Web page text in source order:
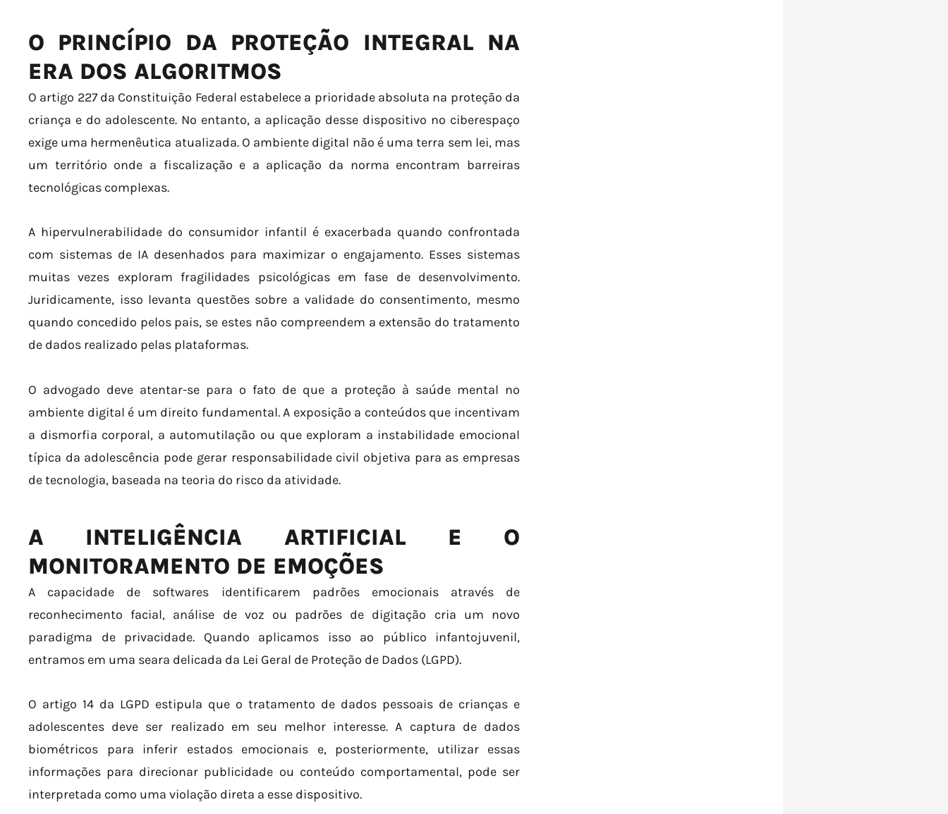
O PRINCÍPIO DA PROTEÇÃO INTEGRAL NA
ERA DOS ALGORITMOS
O artigo 227 da Constituição Federal estabelece a prioridade absoluta na proteção da
criança e do adolescente. No entanto, a aplicação desse dispositivo no ciberespaço
exige uma hermenêutica atualizada. O ambiente digital não é uma terra sem lei, mas
um território onde a fiscalização e a aplicação da norma encontram barreiras
tecnológicas complexas.
A hipervulnerabilidade do consumidor infantil é exacerbada quando confrontada
com sistemas de IA desenhados para maximizar o engajamento. Esses sistemas
muitas vezes exploram fragilidades psicológicas em fase de desenvolvimento.
Juridicamente, isso levanta questões sobre a validade do consentimento, mesmo
quando concedido pelos pais, se estes não compreendem a extensão do tratamento
de dados realizado pelas plataformas.
O advogado deve atentar-se para o fato de que a proteção à saúde mental no
ambiente digital é um direito fundamental. A exposição a conteúdos que incentivam
a dismorfia corporal, a automutilação ou que exploram a instabilidade emocional
típica da adolescência pode gerar responsabilidade civil objetiva para as empresas
de tecnologia, baseada na teoria do risco da atividade.
A INTELIGÊNCIA ARTIFICIAL E O
MONITORAMENTO DE EMOÇÕES
A capacidade de softwares identificarem padrões emocionais através de
reconhecimento facial, análise de voz ou padrões de digitação cria um novo
paradigma de privacidade. Quando aplicamos isso ao público infantojuvenil,
entramos em uma seara delicada da Lei Geral de Proteção de Dados (LGPD).
O artigo 14 da LGPD estipula que o tratamento de dados pessoais de crianças e
adolescentes deve ser realizado em seu melhor interesse. A captura de dados
biométricos para inferir estados emocionais e, posteriormente, utilizar essas
informações para direcionar publicidade ou conteúdo comportamental, pode ser
interpretada como uma violação direta a esse dispositivo.